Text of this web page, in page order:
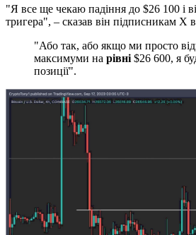
"Я все ще чекаю падіння до $26 100 і
тригера", – сказав він підписникам X
"Або так, або якщо ми просто
максимуми на рівні $26 600, я
позиції".